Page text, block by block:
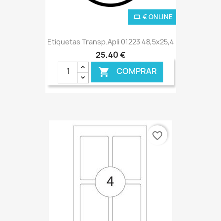
Etiquetas Transp.Apli 01223 48,5x25,4
25,40 €
 COMPRAR
€ ONLINE
favorite_border